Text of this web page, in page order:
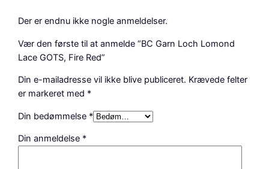
Der er endnu ikke nogle anmeldelser.
Vær den første til at anmelde “BC Garn Loch Lomond
Lace GOTS, Fire Red”
Din e-mailadresse vil ikke blive publiceret. Krævede felter
er markeret med *
Din bedømmelse *
Din anmeldelse *